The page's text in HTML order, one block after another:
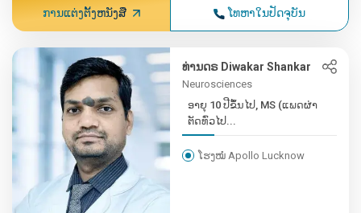
ການແຕ່ງຕັ້ງຫນັງສື ໂທຫາໃນປັດຈຸບັນ
ທ່ານດຣ Diwakar Shankar
Neurosciences
ອາຍຸ 10 ປີຂຶ້ນໄປ, MS (ແພດຜ່າ
ຕັດທົ່ວໄປ...
ໂຮງໝໍ Apollo Lucknow